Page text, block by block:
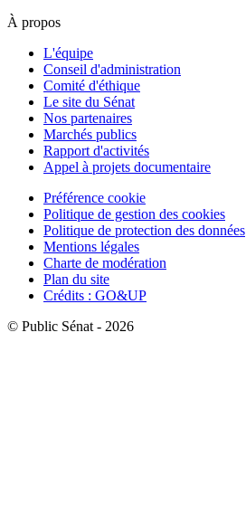
À propos
L'équipe
Conseil d'administration
Comité d'éthique
Le site du Sénat
Nos partenaires
Marchés publics
Rapport d'activités
Appel à projets documentaire
Préférence cookie
Politique de gestion des cookies
Politique de protection des données
Mentions légales
Charte de modération
Plan du site
Crédits : GO&UP
© Public Sénat - 2026